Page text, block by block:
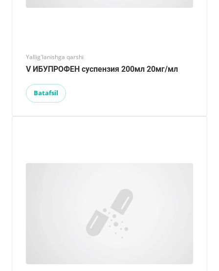
Yallig'lanishga qarshi
V ИБУПРОФЕН суспензия 200мл 20мг/мл
Batafsil